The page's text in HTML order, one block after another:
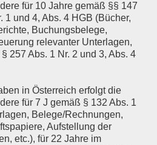
für 10 Jahre gemäß §§ 147
1 und 4, Abs. 4 HGB (Bücher,
Buchungsbelege,
relevanter Unterlagen,
257 Abs. 1 Nr. 2 und 3, Abs. 4
in Österreich erfolgt die
für 7 J gemäß § 132 Abs. 1
Belege/Rechnungen,
Aufstellung der
etc.), für 22 Jahre im